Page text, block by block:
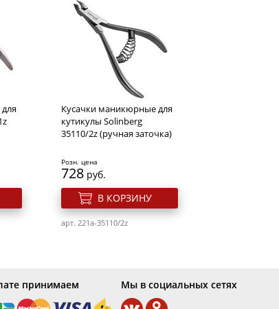
для
Жидкость для снятия лака с
акриловых ногтей Тip
Remover 1 л.
В КОРЗИНУ
Кусачки маникюрные для
кутикулы Solinberg
35110/2z (ручная заточка)
Розн. цена
728 руб.
В КОРЗИНУ
арт. 221a-35110/2z
принимаем Мы в социальных сетях